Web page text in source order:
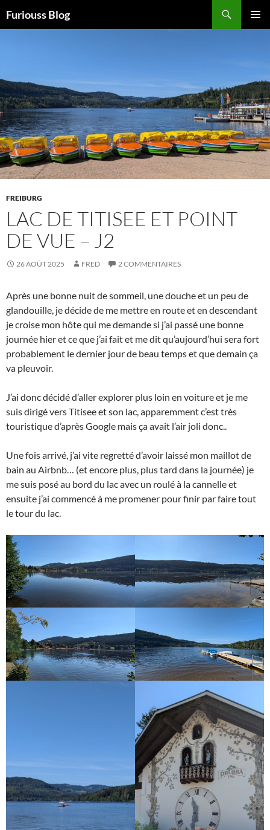
auFuriouss Blog
FREIBURG
LAC DE TITISEE ET POINT
DE VUE – J2
26 AOÛT 2025 FRED 2 COMMENTAIRES
Après une bonne nuit de sommeil, une douche et un peu de
glandouille, je décide de me mettre en route et en descendant
je croise mon hôte qui me demande si j’ai passé une bonne
journée hier et ce que j’ai fait et me dit qu’aujourd’hui sera fort
probablement le dernier jour de beau temps et que demain ça
va pleuvoir.
J’ai donc décidé d’aller explorer plus loin en voiture et je me
suis dirigé vers Titisee et son lac, apparemment c’est très
touristique d’après Google mais ça avait l’air joli donc..
Une fois arrivé, j’ai vite regretté d’avoir laissé mon maillot de
bain au Airbnb… (et encore plus, plus tard dans la journée) je
me suis posé au bord du lac avec un roulé à la cannelle et
ensuite j’ai commencé à me promener pour finir par faire tout
le tour du lac.